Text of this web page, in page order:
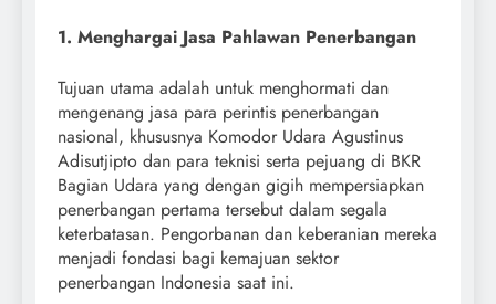
1. Menghargai Jasa Pahlawan Penerbangan
Tujuan utama adalah untuk menghormati dan
mengenang jasa para perintis penerbangan
nasional, khususnya Komodor Udara Agustinus
Adisutjipto dan para teknisi serta pejuang di BKR
Bagian Udara yang dengan gigih mempersiapkan
penerbangan pertama tersebut dalam segala
keterbatasan. Pengorbanan dan keberanian mereka
menjadi fondasi bagi kemajuan sektor
penerbangan Indonesia saat ini.